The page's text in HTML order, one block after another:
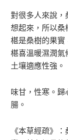
對很多人來說，
想起來，所以桑
椹是桑樹的果實
椹喜溫暖濕潤氣
土壤適應性強。
味甘，性寒。
腸。
《本草經疏》